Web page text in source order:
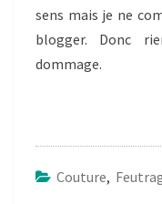
sens mais je ne
blogger. Donc
dommage.
Couture,